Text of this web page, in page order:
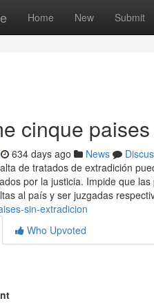
Home New Submit
cinque
634 days ago News
de tratados de extradición
por la justicia. Impide que
al país y ser juzgadas
sin-extradicion
Who Upvoted